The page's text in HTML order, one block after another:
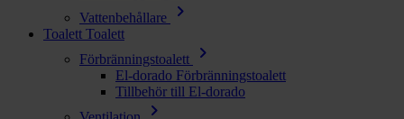
Vattenbehållare chevron_right
Toalett Toalett
Förbränningstoalett
chevron_right
El-dorado Förbränningstoalett
Tillbehör till El-dorado
chevron_right